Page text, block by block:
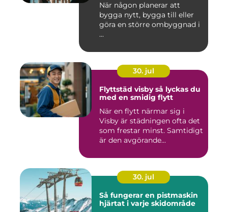
När någon planerar att
bygga nytt, bygga till eller
göra en större ombyggnad i
...
30. jul
Flyttstäd visby så lyckas du
med en smidig flytt
När en flytt närmar sig i
Visby är städningen ofta det
som frestar minst. Samtidigt
är den avgörande...
30. jul
Så fungerar en pistmaskin
hjärtat i varje skidområde